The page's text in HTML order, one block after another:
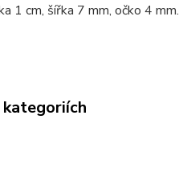
1 cm, šířka 7 mm, očko 4 mm.
kategoriích